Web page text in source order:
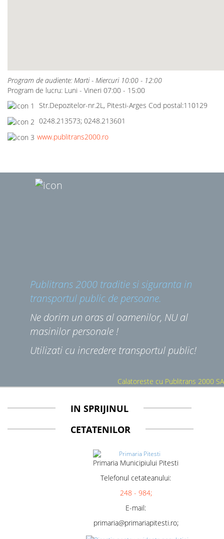
Program de audiente: Marti - Miercuri 10:00 - 12:00
Program de lucru: Luni - Vineri 07:00 - 15:00
Str.Depozitelor-nr.2L, Pitesti-Arges Cod postal:110129
0248.213573; 0248.213601
www.publitrans2000.ro
Publitrans 2000 traditie si siguranta in
transportul public de persoane.
Ne dorim un oras al oamenilor, NU al
masinilor personale !
Utilizati cu incredere transportul public!
Calatoreste cu Publitrans 2000 SA
IN SPRIJINUL
CETATENILOR
Primaria Municipiului Pitesti
Telefonul cetateanului:
248 - 984;
E-mail:
primaria@primariapitesti.ro;